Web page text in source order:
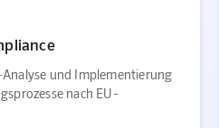
und Implementierung
nach EU-